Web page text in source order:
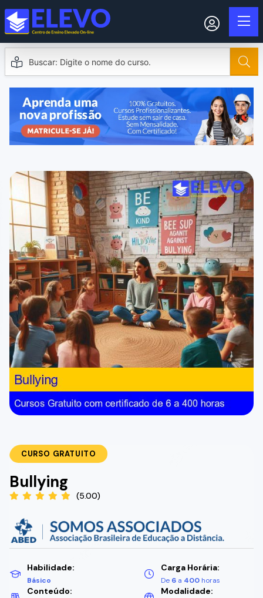
CURSO GRATUITO
Bullying
(5.00)
Habilidade:
Básico
Carga Horária:
De 6 a 400 horas
Conteúdo: Modalidade: